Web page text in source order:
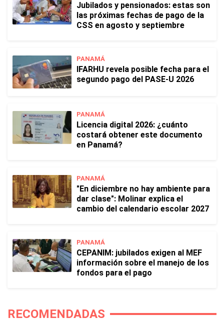
Jubilados y pensionados: estas son
las próximas fechas de pago de la
CSS en agosto y septiembre
PANAMÁ
IFARHU revela posible fecha para el
segundo pago del PASE-U 2026
PANAMÁ
Licencia digital 2026: ¿cuánto
costará obtener este documento
en Panamá?
PANAMÁ
"En diciembre no hay ambiente para
dar clase": Molinar explica el
cambio del calendario escolar 2027
PANAMÁ
CEPANIM: jubilados exigen al MEF
información sobre el manejo de los
fondos para el pago
RECOMENDADAS